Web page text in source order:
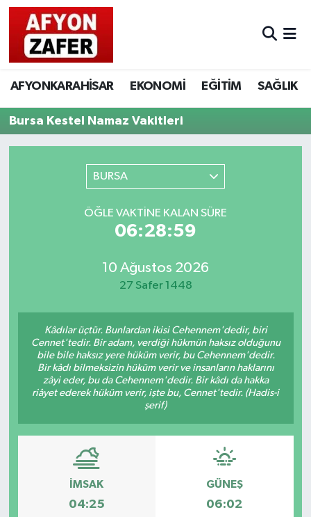
AFYONKARAHİSAR EKONOMİ EĞİTİM SAĞLIK
Bursa Kestel Namaz Vakitleri
BURSA
ÖĞLE VAKTINE KALAN SÜRE
06:28:59
10 Ağustos 2026
27 Safer 1448
Kâdılar üçtür. Bunlardan ikisi Cehennem'dedir, biri
Cennet'tedir. Bir adam, verdiği hükmün haksız olduğunu
bile bile haksız yere hüküm verir, bu Cehennem'dedir.
Bir kâdı bilmeksizin hüküm verir ve insanların haklarını
zâyi eder, bu da Cehennem'dedir. Bir kâdı da hakka
riâyet ederek hüküm verir, işte bu, Cennet'tedir. (Hadis-i
şerif)
İMSAK
04:25
GÜNEŞ
06:02